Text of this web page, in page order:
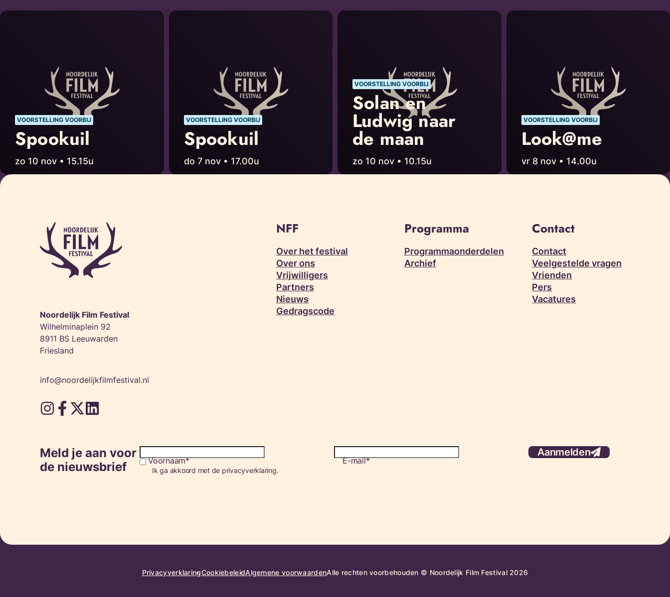
VOORSTELLING VOORBIJ
Spookuil
zo 10 nov • 15.15u
VOORSTELLING VOORBIJ
Spookuil
do 7 nov • 17.00u
VOORSTELLING VOORBIJ
Solan en
Ludwig naar
de maan
zo 10 nov • 10.15u
VOORSTELLING VOORBIJ
Look@me
vr 8 nov • 14.00u
Noordelijk Film Festival
Wilhelminaplein 92
8911 BS Leeuwarden
Friesland
info@noordelijkfilmfestival.nl
NFF
Over het festival
Over ons
Vrijwilligers
Partners
Nieuws
Gedragscode
Programma
Programmaonderdelen
Archief
Contact
Contact
Veelgestelde vragen
Vrienden
Pers
Vacatures
Meld je aan voor
de nieuwsbrief
Voornaam E-mail
Consent
Ik ga akkoord met de privacyverklaring.
Aanmelden
PrivacyverklaringCookiebeleidAlgemene voorwaardenAlle rechten voorbehouden © Noordelijk Film Festival 2026